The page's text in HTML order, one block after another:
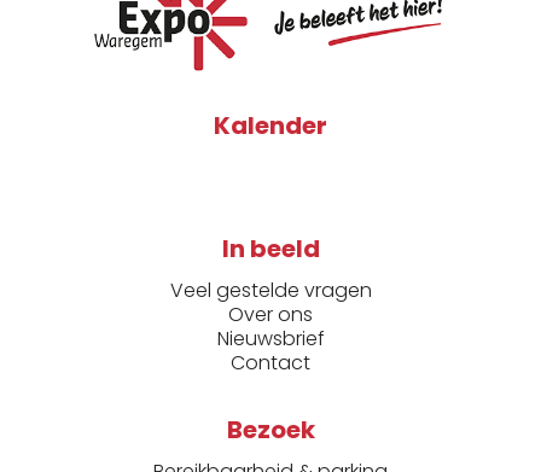
Kalender
In beeld
Veel gestelde vragen
Over ons
Nieuwsbrief
Contact
Bezoek